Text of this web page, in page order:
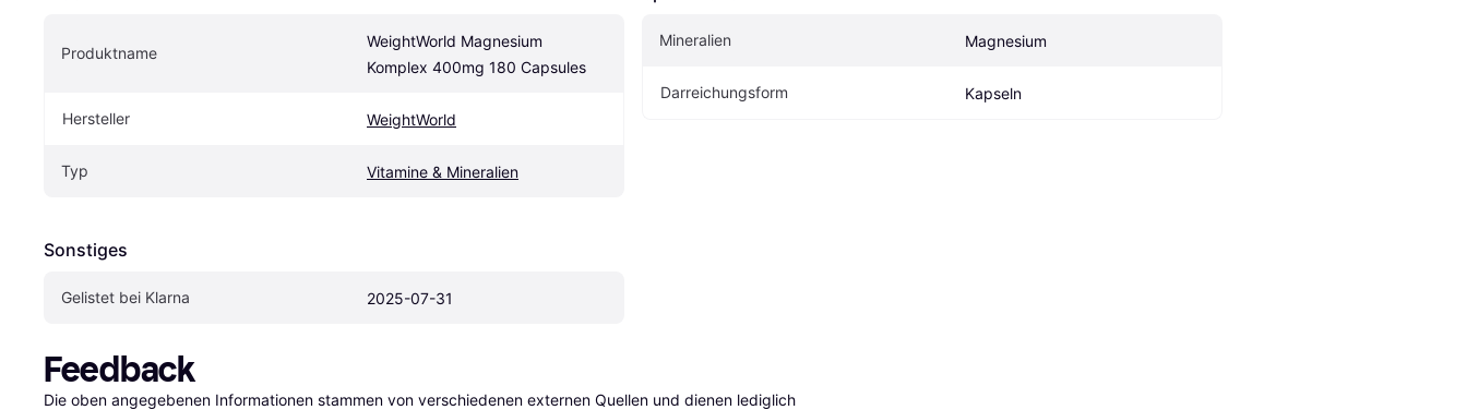
Produktname
WeightWorld Magnesium
Komplex 400mg 180 Capsules
Hersteller WeightWorld
Typ Vitamine & Mineralien
Sonstiges
Gelistet bei Klarna 2025-07-31
Mineralien Magnesium
Darreichungsform Kapseln
Feedback
Die oben angegebenen Informationen stammen von verschiedenen externen Quellen und dienen lediglich